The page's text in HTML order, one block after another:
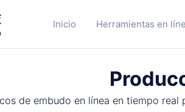
Inicio Herramientas en
de embudo en línea en tiempo